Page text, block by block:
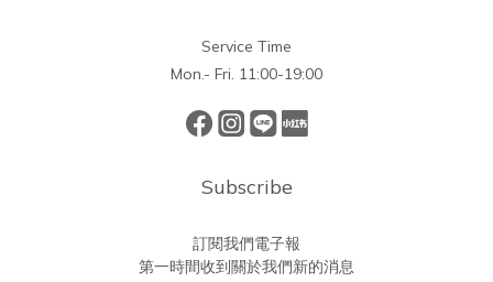
Service Time
Mon.- Fri. 11:00-19:00
Subscribe
訂閱我們電子報
第一時間收到關於我們新的消息